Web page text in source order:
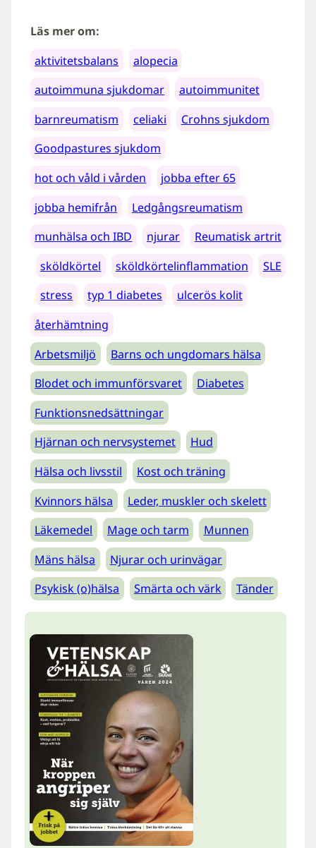
Läs mer om:
aktivitetsbalans
alopecia
autoimmuna sjukdomar
autoimmunitet
barnreumatism
celiaki
Crohns sjukdom
Goodpastures sjukdom
hot och våld i vården
jobba efter 65
jobba hemifrån
Ledgångsreumatism
munhälsa och IBD
njurar
Reumatisk artrit
sköldkörtel
sköldkörtelinflammation
SLE
stress
typ 1 diabetes
ulcerös kolit
återhämtning
Arbetsmiljö
Barns och ungdomars hälsa
Blodet och immunförsvaret
Diabetes
Funktionsnedsättningar
Hjärnan och nervsystemet
Hud
Hälsa och livsstil
Kost och träning
Kvinnors hälsa
Leder, muskler och skelett
Läkemedel
Mage och tarm
Munnen
Mäns hälsa
Njurar och urinvägar
Psykisk (o)hälsa
Smärta och värk Tänder